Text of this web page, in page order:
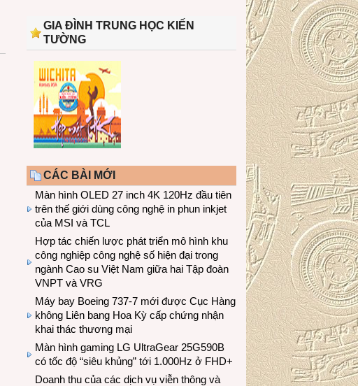
GIA ĐÌNH TRUNG HỌC KIẾN
TƯỜNG
CÁC BÀI MỚI
Màn hình OLED 27 inch 4K 120Hz đầu tiên
trên thế giới dùng công nghệ in phun inkjet
của MSI và TCL
Hợp tác chiến lược phát triển mô hình khu
công nghiệp công nghệ số hiện đại trong
ngành Cao su Việt Nam giữa hai Tập đoàn
VNPT và VRG
Máy bay Boeing 737-7 mới được Cục Hàng
không Liên bang Hoa Kỳ cấp chứng nhận
khai thác thương mại
Màn hình gaming LG UltraGear 25G590B
có tốc độ “siêu khủng” tới 1.000Hz ở FHD+
Doanh thu của các dịch vụ viễn thông và